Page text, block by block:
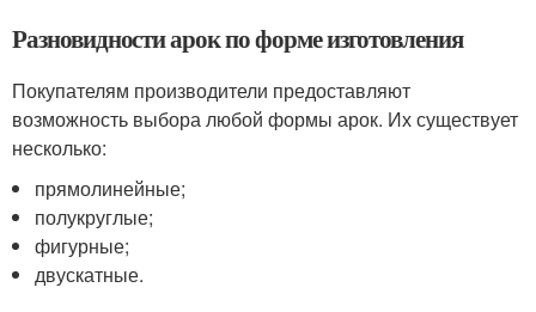
Разновидности арок по форме изготовления
Покупателям производители предоставляют
возможность выбора любой формы арок. Их существует
несколько:
прямолинейные;
полукруглые;
фигурные;
двускатные.